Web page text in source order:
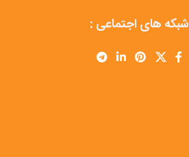
شبکه های اجتماعی :